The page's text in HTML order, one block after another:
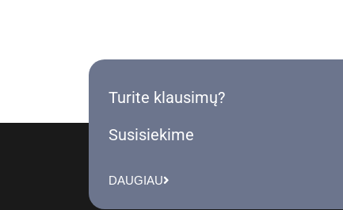
Turite klausimų?
Susisiekime
DAUGIAU